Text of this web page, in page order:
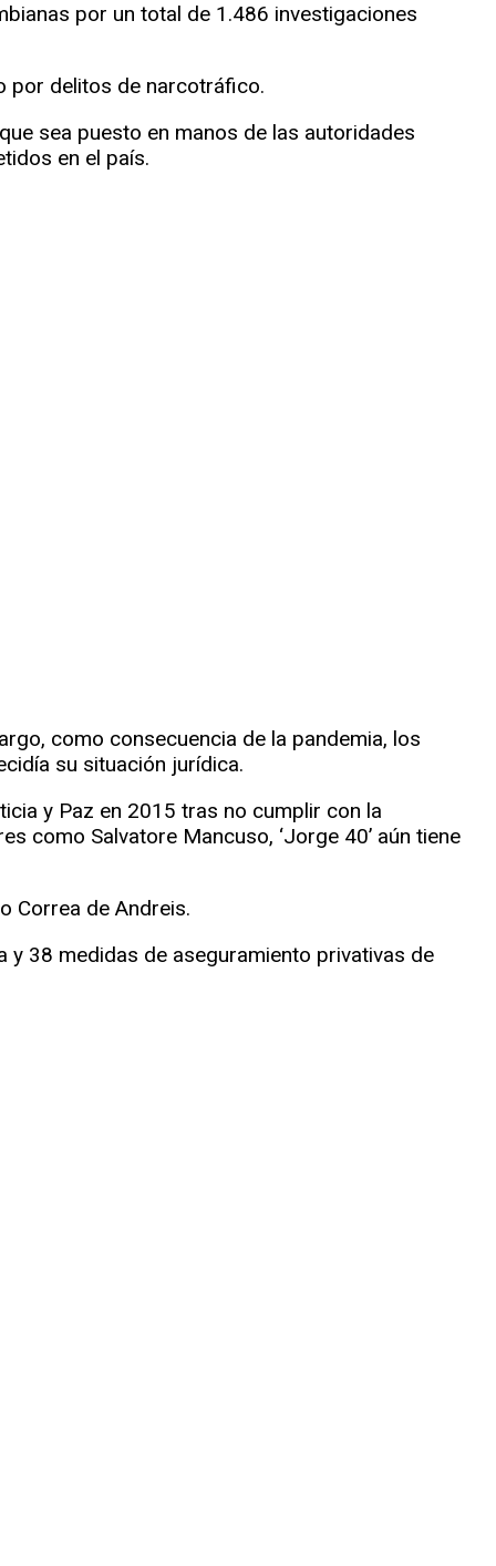
por un total de 1.486 investigaciones
por delitos de narcotráfico.
sea puesto en manos de las autoridades
en el país.
como consecuencia de la pandemia, los
su situación jurídica.
y Paz en 2015 tras no cumplir con la
como Salvatore Mancuso, ‘Jorge 40’ aún tiene
Correa de Andreis.
y 38 medidas de aseguramiento privativas de